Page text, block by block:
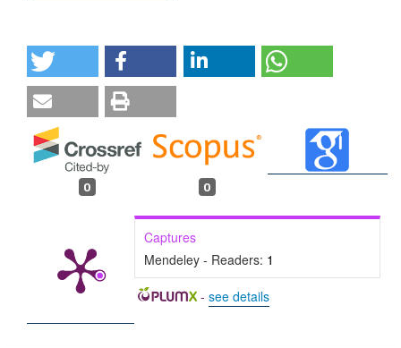
0 0
Captures
Mendeley - Readers: 1
- see details